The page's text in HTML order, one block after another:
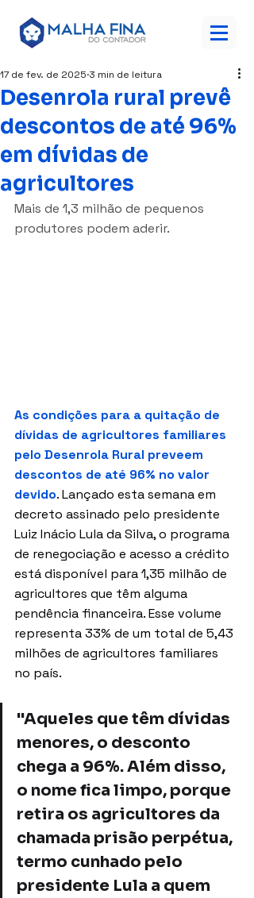
Desenrola rural prevê
descontos de até 96%
em dívidas de
agricultores
17 de fev. de 2025 3 min de leitura
Mais de 1,3 milhão de pequenos
produtores podem aderir.
As condições para a quitação de
dívidas de agricultores familiares
pelo Desenrola Rural preveem
descontos de até 96% no valor
devido. Lançado esta semana em
decreto assinado pelo presidente
Luiz Inácio Lula da Silva, o programa
de renegociação e acesso a crédito
está disponível para 1,35 milhão de
agricultores que têm alguma
pendência financeira. Esse volume
representa 33% de um total de 5,43
milhões de agricultores familiares
no país.
"Aqueles que têm dívidas
menores, o desconto
chega a 96%. Além disso,
o nome fica limpo, porque
retira os agricultores da
chamada prisão perpétua,
termo cunhado pelo
presidente Lula a quem